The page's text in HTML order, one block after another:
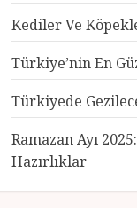
Kediler Ve
Türkiye’nin En
Türkiyede
Ramazan Ayı
Hazırlıklar
3